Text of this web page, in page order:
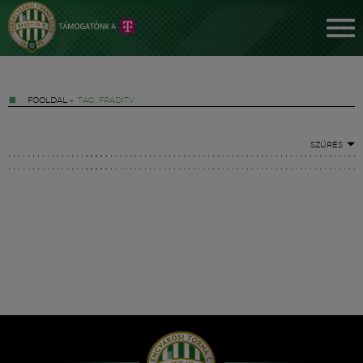
FŐOLDAL » TAG: FRADITV
SZŰRÉS
Hírek